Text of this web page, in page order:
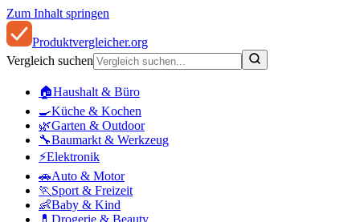
Zum Inhalt springen
Produktvergleicher.org
Vergleich suchen
🏠Haushalt & Büro
🍳Küche & Kochen
🌿Garten & Outdoor
🔧Baumarkt & Werkzeug
⚡Elektronik
🚗Auto & Motor
🏃 Sport & Freizeit
👶Baby & Kind
💊 Drogerie & Beauty